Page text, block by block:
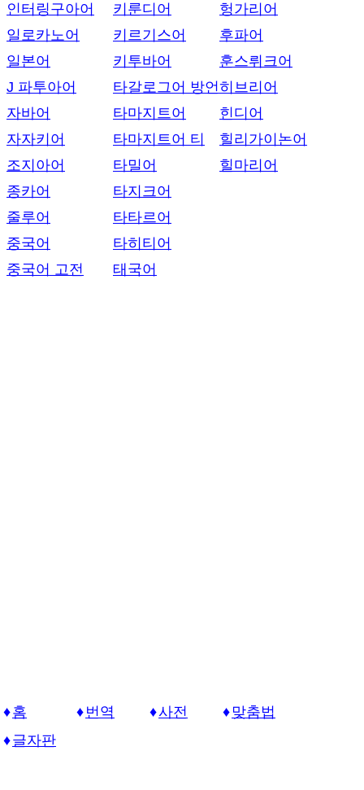
인터링구아어
일로카노어
일본어
J 파투아어
자바어
자자키어
조지아어
종카어
줄루어
중국어
중국어 고전
키룬디어
키르기스어
키투바어
타갈로그어 방언
타마지트어
타마지트어 티
타밀어
타지크어
타타르어
타히티어
태국어
헝가리어
후파어
훈스뤼크어
히브리어
힌디어
힐리가이논어
힐마리어
홈 번역 사전
맞춤법
글자판